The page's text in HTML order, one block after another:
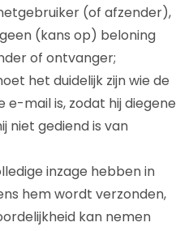
(of afzender),
(kans op) beloning
of ontvanger;
het duidelijk zijn wie de
mail is, zodat hij diegene
niet gediend is van
inzage hebben in
hem wordt verzonden,
kan nemen